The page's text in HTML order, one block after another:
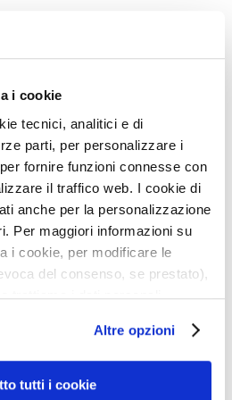
i cookie
tecnici, analitici e di
parti, per personalizzare i
fornire funzioni connesse con
il traffico web. I cookie di
anche per la personalizzazione
Per maggiori informazioni su
i cookie, per modificare le
del consenso, se prestato),
trattiamo i dati personali –
e l’informativa privacy
che, qualora clicchi su
non sarà installato
Altre opzioni
tutti i cookie
Successivo
naturale. È davvero
Aggiungi